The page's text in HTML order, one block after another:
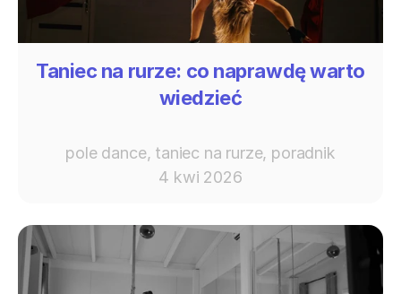
Taniec na rurze: co naprawdę warto
wiedzieć
pole dance, taniec na rurze, poradnik
4 kwi 2026